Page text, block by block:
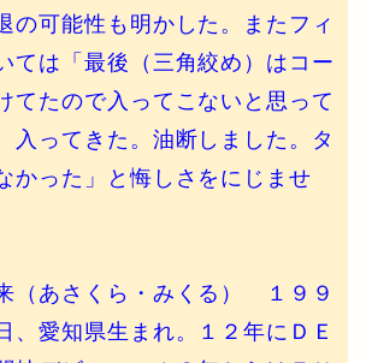
の可能性も明かした。またフィ
ては「最後（三角絞め）はコー
てたので入ってこないと思って
入ってきた。油断しました。タ
かった」と悔しさをにじませ
あさくら・みくる） １９９
、愛知県生まれ。１２年にＤＥ